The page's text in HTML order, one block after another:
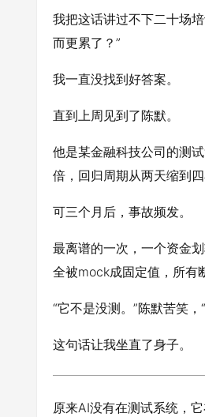
我把这话讲过不下二十场
而更累了？”
我一直没找到好答案。
直到上周见到了陈默。
他是某金融科技公司的测
倍，回归周期从两天缩到
可三个月后，事故频发。
最离谱的一次，一个资金
全被mock成固定值，所有
“它不是没测。”陈默苦笑
这句话让我坐直了身子。
原来AI没有在测试系统，它